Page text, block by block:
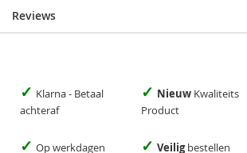
Reviews
✓ Klarna - Betaal
achteraf
✓ Nieuw Kwaliteits
Product
✓ Op werkdagen ✓ Veiligbestellen